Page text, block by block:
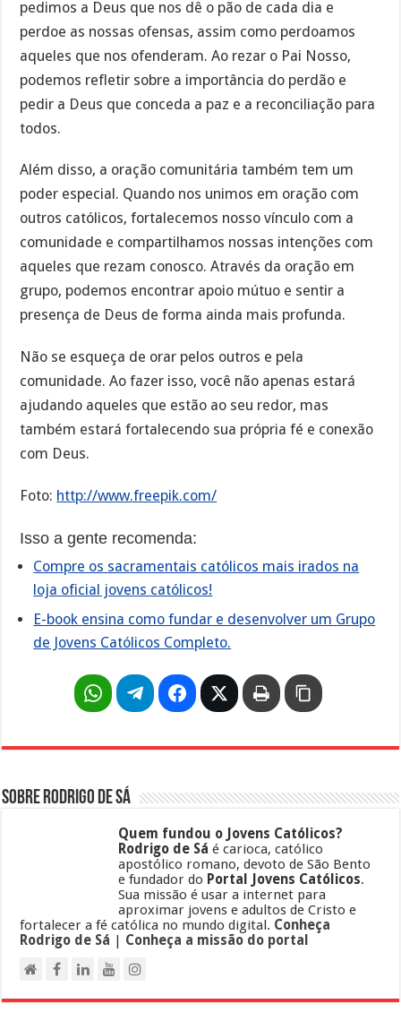
pedimos a Deus que nos dê o pão de cada dia e
perdoe as nossas ofensas, assim como perdoamos
aqueles que nos ofenderam. Ao rezar o Pai Nosso,
podemos refletir sobre a importância do perdão e
pedir a Deus que conceda a paz e a reconciliação para
todos.
Além disso, a oração comunitária também tem um
poder especial. Quando nos unimos em oração com
outros católicos, fortalecemos nosso vínculo com a
comunidade e compartilhamos nossas intenções com
aqueles que rezam conosco. Através da oração em
grupo, podemos encontrar apoio mútuo e sentir a
presença de Deus de forma ainda mais profunda.
Não se esqueça de orar pelos outros e pela
comunidade. Ao fazer isso, você não apenas estará
ajudando aqueles que estão ao seu redor, mas
também estará fortalecendo sua própria fé e conexão
com Deus.
Foto: http://www.freepik.com/
Isso a gente recomenda:
Compre os sacramentais católicos mais irados na
loja oficial jovens católicos!
E-book ensina como fundar e desenvolver um Grupo
de Jovens Católicos Completo.
Sobre Rodrigo de Sá
Quem fundou o Jovens Católicos?
Rodrigo de Sá é carioca, católico
apostólico romano, devoto de São Bento
e fundador do Portal Jovens Católicos.
Sua missão é usar a internet para
aproximar jovens e adultos de Cristo e
fortalecer a fé católica no mundo digital. Conheça
Rodrigo de Sá | Conheça a missão do portal